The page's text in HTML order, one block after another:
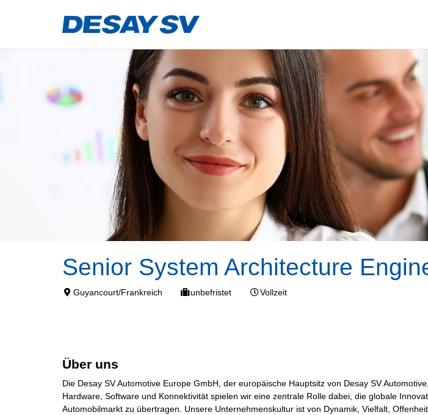
Senior System Architecture
Guyancourt/Frankreich unbefristet Vollzeit
Über uns
Die Desay SV Automotive Europe GmbH, der europäische Hauptsitz von Desay SV
Hardware, Software und Konnektivität spielen wir eine zentrale Rolle dabei, die globale
Automobilmarkt zu übertragen. Unsere Unternehmenskultur ist von Dynamik, Vielfalt,